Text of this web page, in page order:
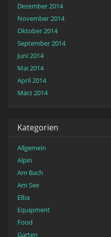
Dezember 2014
November 2014
Oktober 2014
September 2014
Juni 2014
Mai 2014
April 2014
März 2014
Kategorien
Allgemein
Alpin
Am Bach
Am See
Elba
Equipment
Food
Garten